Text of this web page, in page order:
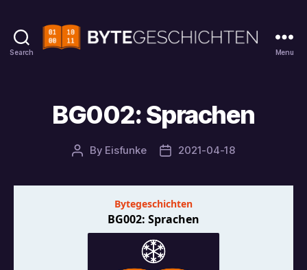
Search Menu
BG002: Sprachen
Post
By Eisfunke
Post2021-04-18